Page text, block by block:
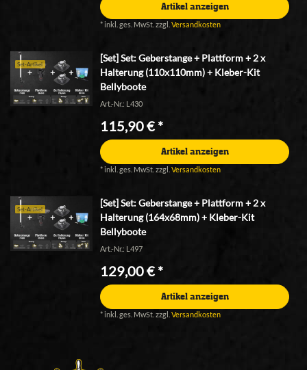
Artikel anzeigen
*inkl. ges. MwSt. zzgl.Versandkosten
Set-Artikel
[Set] Set: Geberstange + Plattform + 2 x
Halterung (110x110mm) + Kleber-Kit
Bellyboote
Art.-Nr.: L430
115,90 € *
Artikel anzeigen
*inkl. ges. MwSt. zzgl.Versandkosten
Set-Artikel
[Set] Set: Geberstange + Plattform + 2 x
Halterung (164x68mm) + Kleber-Kit
Bellyboote
Art.-Nr.: L497
129,00 € *
Artikel anzeigen
*inkl. ges. MwSt. zzgl.Versandkosten